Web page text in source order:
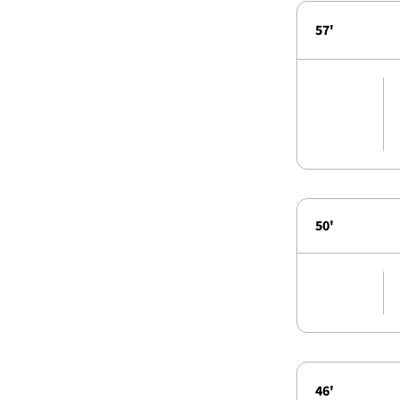
57'
50'
46'